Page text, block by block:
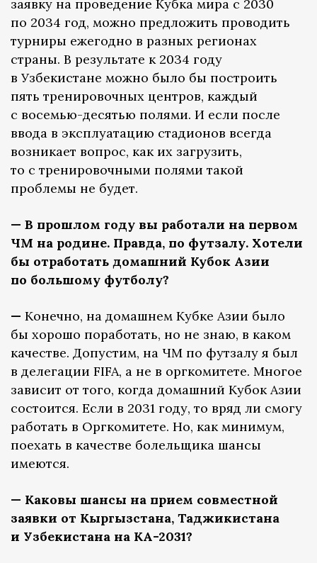
заявку на проведение Кубка мира с 2030
по 2034 год, можно предложить проводить
турниры ежегодно в разных регионах
страны. В результате к 2034 году
в Узбекистане можно было бы построить
пять тренировочных центров, каждый
с восемью-десятью полями. И если после
ввода в эксплуатацию стадионов всегда
возникает вопрос, как их загрузить,
то с тренировочными полями такой
проблемы не будет.
— В прошлом году вы работали на первом
ЧМ на родине. Правда, по футзалу. Хотели
бы отработать домашний Кубок Азии
по большому футболу?
— Конечно, на домашнем Кубке Азии было
бы хорошо поработать, но не знаю, в каком
качестве. Допустим, на ЧМ по футзалу я был
в делегации FIFA, а не в оргкомитете. Многое
зависит от того, когда домашний Кубок Азии
состоится. Если в 2031 году, то вряд ли смогу
работать в Оргкомитете. Но, как минимум,
поехать в качестве болельщика шансы
имеются.
— Каковы шансы на прием совместной
заявки от Кыргызстана, Таджикистана
и Узбекистана на КА-2031?